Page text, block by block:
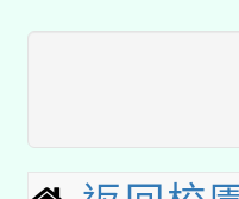
薪期間
轉知經
業技
用水績
115年
桃園市
2026年